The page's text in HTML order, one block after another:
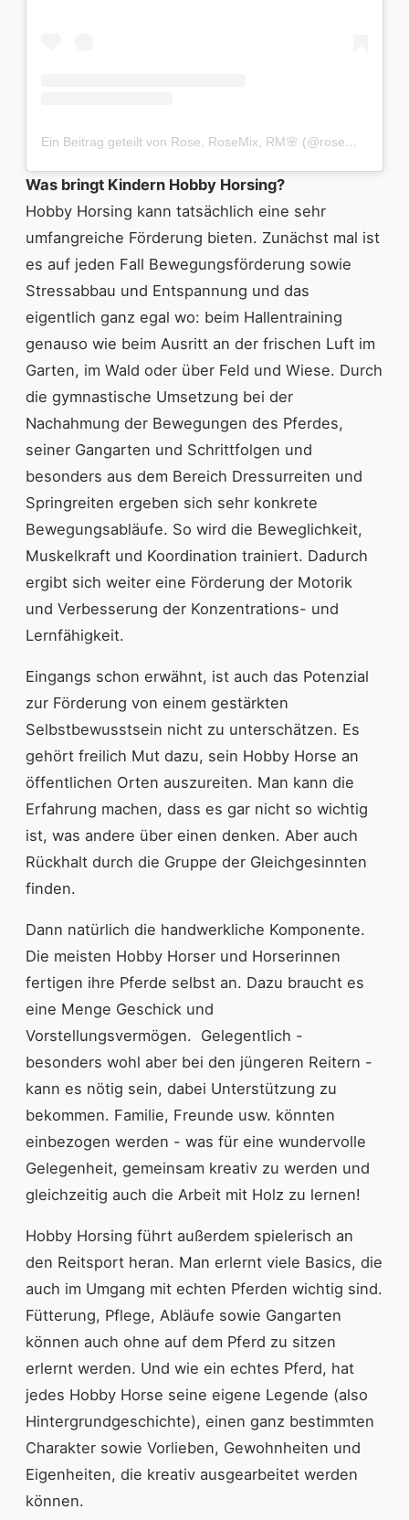
Ein Beitrag geteilt von Rose, RoseMix, RM🌸 (@rosemix_official)
Was bringt Kindern Hobby Horsing?
Hobby Horsing kann tatsächlich eine sehr
umfangreiche Förderung bieten. Zunächst mal ist
es auf jeden Fall Bewegungsförderung sowie
Stressabbau und Entspannung und das
eigentlich ganz egal wo: beim Hallentraining
genauso wie beim Ausritt an der frischen Luft im
Garten, im Wald oder über Feld und Wiese. Durch
die gymnastische Umsetzung bei der
Nachahmung der Bewegungen des Pferdes,
seiner Gangarten und Schrittfolgen und
besonders aus dem Bereich Dressurreiten und
Springreiten ergeben sich sehr konkrete
Bewegungsabläufe. So wird die Beweglichkeit,
Muskelkraft und Koordination trainiert. Dadurch
ergibt sich weiter eine Förderung der Motorik
und Verbesserung der Konzentrations- und
Lernfähigkeit.
Eingangs schon erwähnt, ist auch das Potenzial
zur Förderung von einem gestärkten
Selbstbewusstsein nicht zu unterschätzen. Es
gehört freilich Mut dazu, sein Hobby Horse an
öffentlichen Orten auszureiten. Man kann die
Erfahrung machen, dass es gar nicht so wichtig
ist, was andere über einen denken. Aber auch
Rückhalt durch die Gruppe der Gleichgesinnten
finden.
Dann natürlich die handwerkliche Komponente.
Die meisten Hobby Horser und Horserinnen
fertigen ihre Pferde selbst an. Dazu braucht es
eine Menge Geschick und
Vorstellungsvermögen. Gelegentlich -
besonders wohl aber bei den jüngeren Reitern -
kann es nötig sein, dabei Unterstützung zu
bekommen. Familie, Freunde usw. könnten
einbezogen werden - was für eine wundervolle
Gelegenheit, gemeinsam kreativ zu werden und
gleichzeitig auch die Arbeit mit Holz zu lernen!
Hobby Horsing führt außerdem spielerisch an
den Reitsport heran. Man erlernt viele Basics, die
auch im Umgang mit echten Pferden wichtig sind.
Fütterung, Pflege, Abläufe sowie Gangarten
können auch ohne auf dem Pferd zu sitzen
erlernt werden. Und wie ein echtes Pferd, hat
jedes Hobby Horse seine eigene Legende (also
Hintergrundgeschichte), einen ganz bestimmten
Charakter sowie Vorlieben, Gewohnheiten und
Eigenheiten, die kreativ ausgearbeitet werden
können.